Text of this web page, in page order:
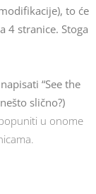
to će
4 stranice. Stoga
“See the
slično?)
u onome